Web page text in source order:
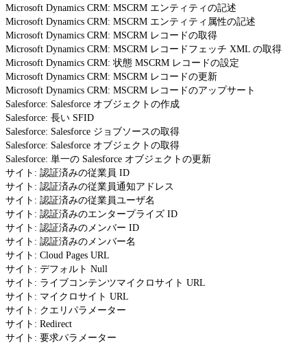
Microsoft Dynamics CRM: MSCRM エンティティの記述
Microsoft Dynamics CRM: MSCRM エンティティ属性の記述
Microsoft Dynamics CRM: MSCRM レコードの取得
Microsoft Dynamics CRM: MSCRM レコードフェッチ XML の取得
Microsoft Dynamics CRM: 状態 MSCRM レコードの設定
Microsoft Dynamics CRM: MSCRM レコードの更新
Microsoft Dynamics CRM: MSCRM レコードのアップサート
Salesforce: Salesforce オブジェクトの作成
Salesforce: 長い SFID
Salesforce: Salesforce ジョブソースの取得
Salesforce: Salesforce オブジェクトの取得
Salesforce: 単一の Salesforce オブジェクトの更新
サイト: 認証済みの従業員 ID
サイト: 認証済みの従業員通知アドレス
サイト: 認証済みの従業員ユーザ名
サイト: 認証済みのエンタープライズ ID
サイト: 認証済みのメンバー ID
サイト: 認証済みのメンバー名
サイト: Cloud Pages URL
サイト: デフォルト Null
サイト: ライブコンテンツマイクロサイト URL
サイト: マイクロサイト URL
サイト: クエリパラメーター
サイト: Redirect
サイト: 要求パラメーター